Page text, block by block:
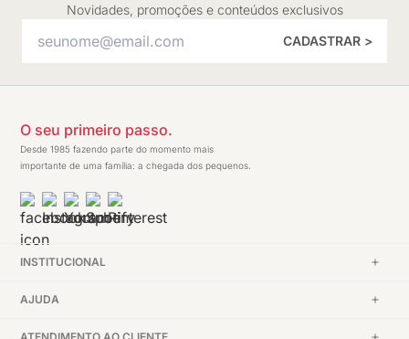
Novidades, promoções e conteúdos exclusivos
CADASTRAR >
O seu primeiro passo.
Desde 1985 fazendo parte do momento mais
importante de uma família: a chegada dos pequenos.
INSTITUCIONAL
AJUDA